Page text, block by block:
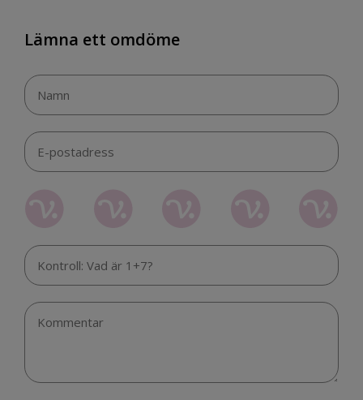
Lämna ett omdöme